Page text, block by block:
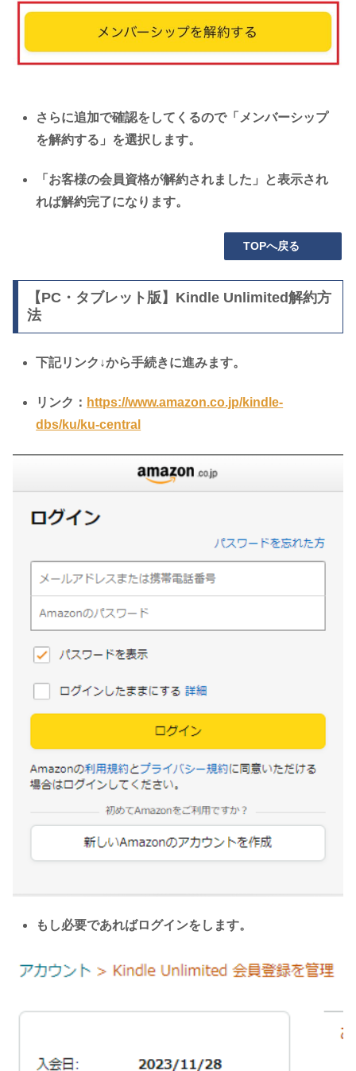
さらに追加で確認をしてくるので「メンバーシップ
を解約する」を選択します。
「お客様の会員資格が解約されました」と表示され
れば解約完了になります。
TOPへ戻る
【PC・タブレット版】Kindle Unlimited解約方
法
下記リンク↓から手続きに進みます。
リンク： https://www.amazon.co.jp/kindle-
dbs/ku/ku-central
もし必要であればログインをします。